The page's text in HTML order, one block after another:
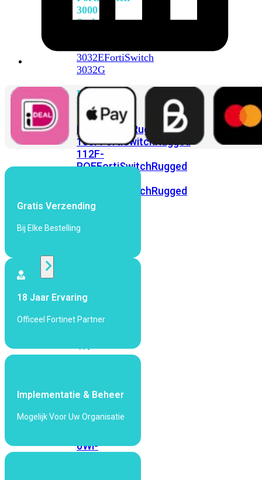
3000
Series
3032EFortiSwitch
3032G
FortiSwitch
Ruggedized
FortiSwitchRugged
108FFortiSwitchRugged
112F-
POEFortiSwitchRugged
FortiSwitchRugged
424F-
Access
bekijken
Wi-
Wi-
5Wi-
6Wi-
Gratis Verzending
Bij Elke Bestelling
18 Jaar Ervaring
Officeel Fortinet Partner
Implementatie & Beheer
Mogelijk Voor Uw Organisatie